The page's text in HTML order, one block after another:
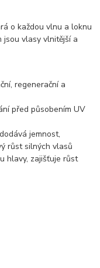
o každou vlnu a loknu
jsou vlasy vlnitější a
regenerační a
před působením UV
jemnost,
růst silných vlasů
hlavy, zajišťuje růst